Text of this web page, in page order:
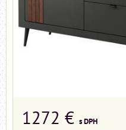
1272 € s DPH